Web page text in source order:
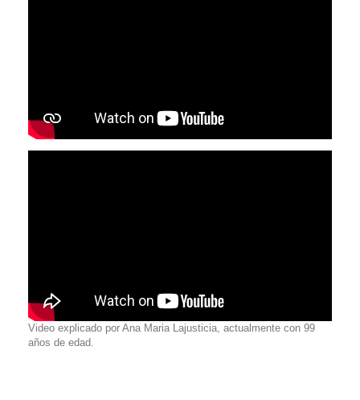
Video explicado por Ana Maria Lajusticia, actualmente con 99
años de edad.